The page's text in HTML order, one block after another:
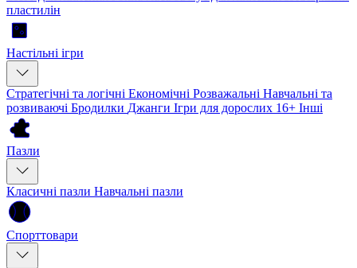
пластилін
Настільні ігри
Стратегічні та логічні Економічні Розважальні Навчальні та
розвиваючі Бродилки Джанги Ігри для дорослих 16+ Інші
Пазли
Класичні пазли Навчальні пазли
Спорттовари